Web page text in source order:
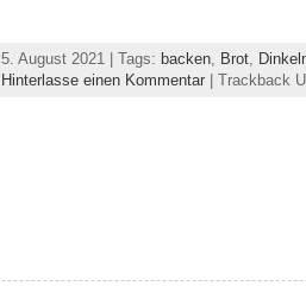
5. August 2021 | Tags: backen Brot
Hinterlasse einen Kommentar | Trackback